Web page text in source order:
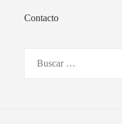
Contacto